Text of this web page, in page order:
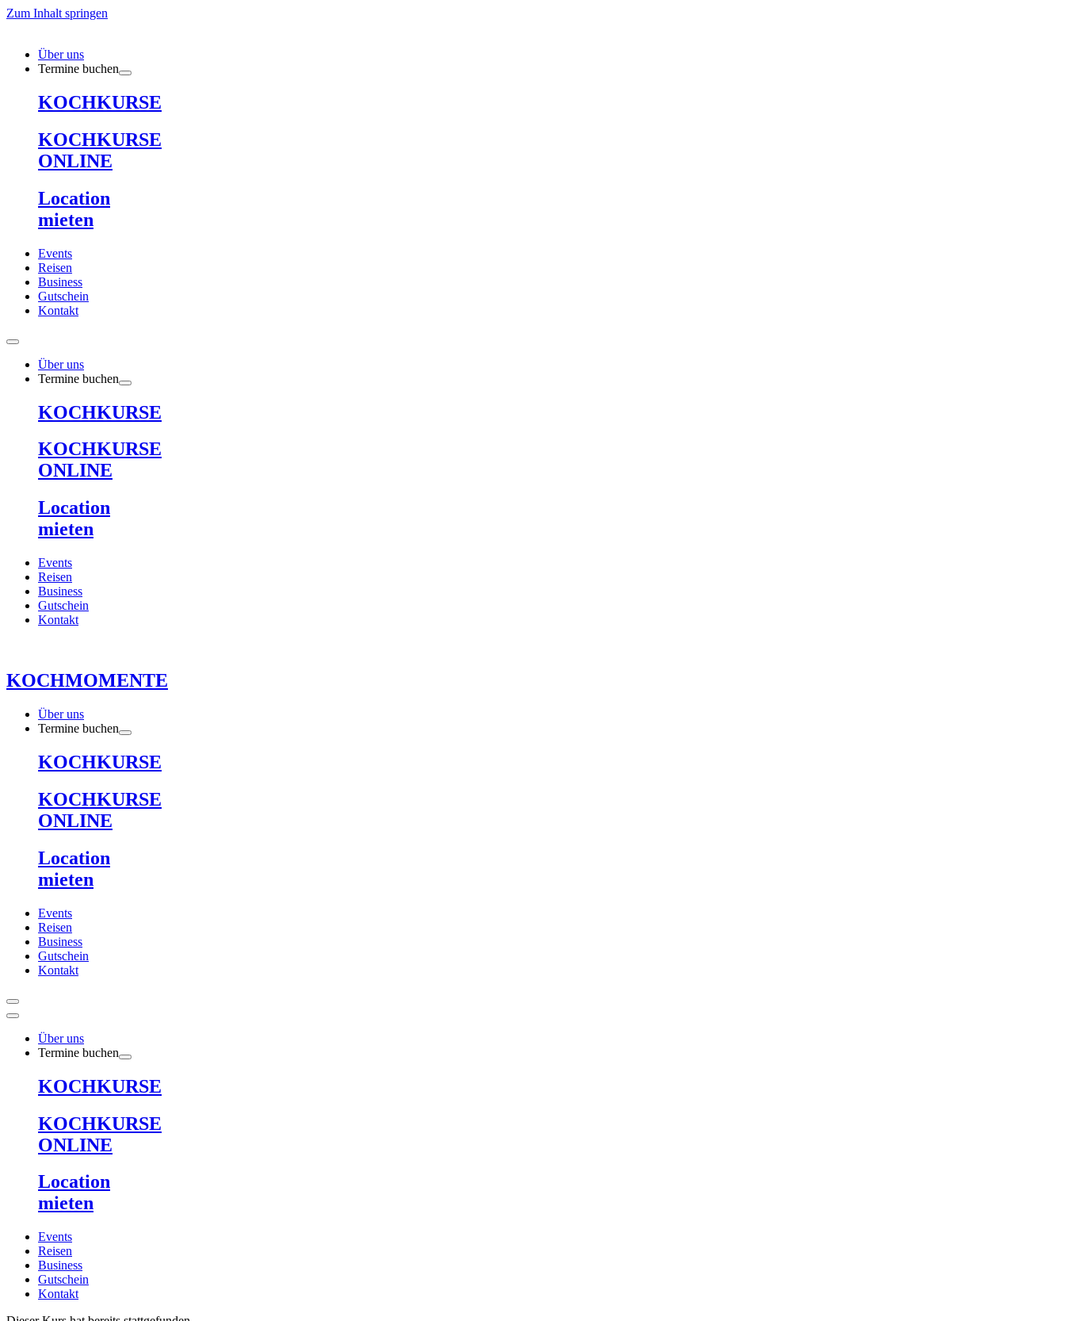
Zum Inhalt springen
Über uns
Termine buchen
KOCHKURSE
KOCHKURSE
ONLINE
Location
mieten
Events
Reisen
Business
Gutschein
Kontakt
Über uns
Termine buchen
KOCHKURSE
KOCHKURSE
ONLINE
Location
mieten
Events
Reisen
Business
Gutschein
Kontakt
KOCHMOMENTE
Über uns
Termine buchen
KOCHKURSE
KOCHKURSE
ONLINE
Location
mieten
Events
Reisen
Business
Gutschein
Kontakt
Über uns
Termine buchen
KOCHKURSE
KOCHKURSE
ONLINE
Location
mieten
Events
Reisen
Business
Gutschein
Kontakt